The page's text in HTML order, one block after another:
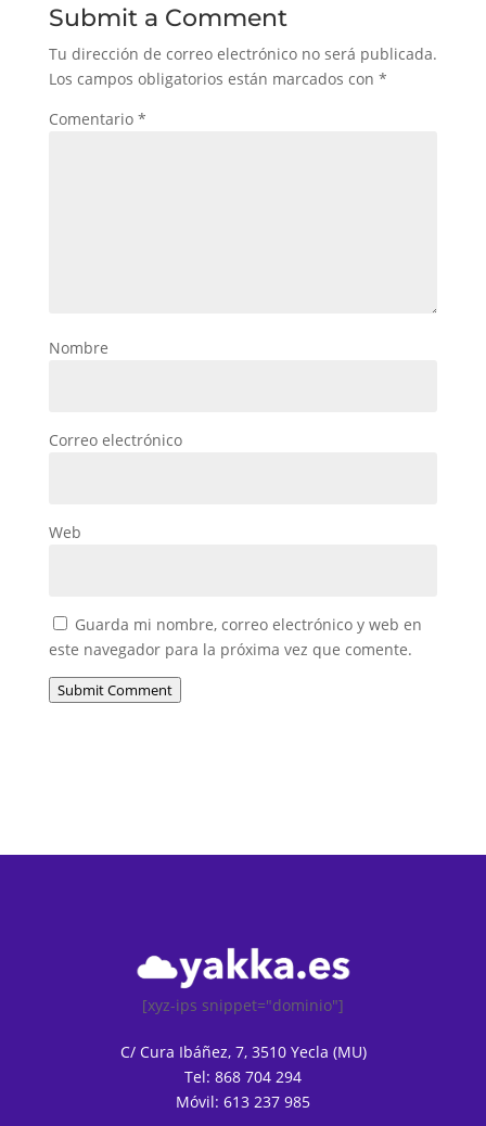
Submit a Comment
Tu dirección de correo electrónico no será publicada.
Los campos obligatorios están marcados con *
Comentario *
Nombre
Correo electrónico
Web
Guarda mi nombre, correo electrónico y web en
este navegador para la próxima vez que comente.
Submit Comment
[xyz-ips snippet="dominio"]
C/ Cura Ibáñez, 7, 3510 Yecla (MU)
Tel: 868 704 294
Móvil: 613 237 985